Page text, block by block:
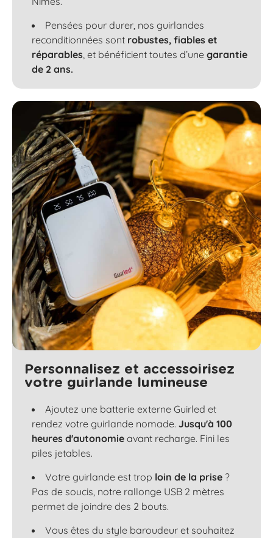
Pensées pour durer, nos guirlandes
reconditionnées sont robustes, fiables et
réparables, et bénéficient toutes d’une garantie
de 2 ans.
Personnalisez et accessoirisez
votre guirlande lumineuse
Ajoutez une batterie externe Guirled et
rendez votre guirlande nomade. Jusqu'à 100
heures d'autonomie avant recharge. Fini les
piles jetables.
Votre guirlande est trop loin de la prise ?
Pas de soucis, notre rallonge USB 2 mètres
permet de joindre des 2 bouts.
Vous êtes du style baroudeur et souhaitez